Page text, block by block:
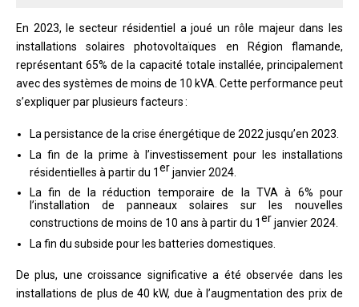
En 2023, le secteur résidentiel a joué un rôle majeur dans les
installations solaires photovoltaïques en Région flamande,
représentant 65% de la capacité totale installée, principalement
avec des systèmes de moins de 10 kVA. Cette performance peut
s’expliquer par plusieurs facteurs :
La persistance de la crise énergétique de 2022 jusqu’en 2023.
La fin de la prime à l’investissement pour les installations
résidentielles à partir du 1erjanvier 2024.
La fin de la réduction temporaire de la TVA à 6% pour
l’installation de panneaux solaires sur les nouvelles
constructions de moins de 10 ans à partir du 1erjanvier 2024.
La fin du subside pour les batteries domestiques.
De plus, une croissance significative a été observée dans les
installations de plus de 40 kW, due à l’augmentation des prix de